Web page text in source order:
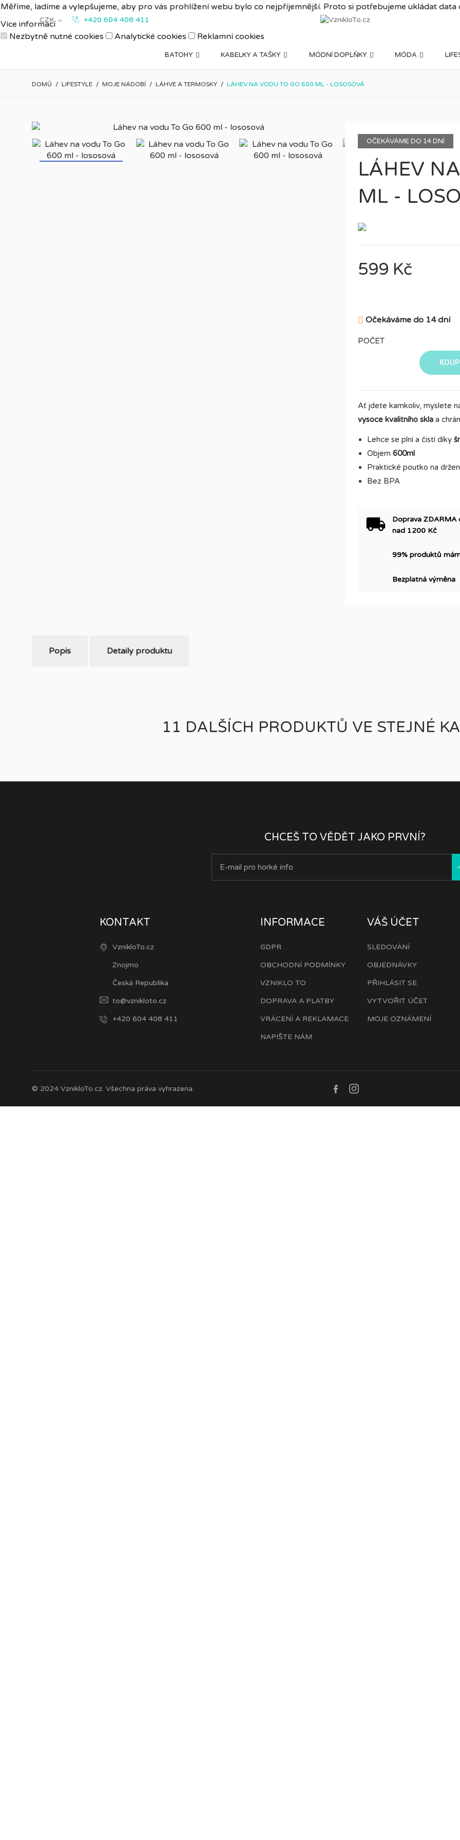
Měříme, ladíme a vylepšujeme, aby pro vás prohlížení webu bylo co nejpříjemnější. Proto si potřebujeme ukládat data
Více informací
Nezbytně nutné cookies Analytické cookies Reklamní cookies
CZK +420 604 408 411
BATOHY KABELKY A TAŠKY MÓDNÍ DOPLŇKY MÓDA
DOMŮ LIFESTYLE MOJE NÁDOBÍ LÁHVE A TERMOSKY LÁHEV NA VODU TO GO 600 ML - LOSOSOVÁ
OČEKÁVÁME DO 14 DNÍ
LÁHEV
ML -
599 Kč
 Očekáváme do 14 dní
POČET
Ať jdete kamkoliv, myslete
vysoce kvalitního skla a
Lehce se plní a čistí díky
Objem 600ml
Praktické poutko na
Bez BPA
Doprava ZDARMA
nad 1200 Kč
99% produktů
Bezplatná výměna
Popis Detaily produktu
11 DALŠÍCH PRODUKTŮ VE STEJNÉ
CHCEŠ TO VĚDĚT JAKO PRVNÍ?
KONTAKT
VznikloTo.cz
Znojmo
Česká Republika
to@vznikloto.cz
+420 604 408 411
INFORMACE
GDPR
OBCHODNÍ PODMÍNKY
VZNIKLO TO
DOPRAVA A PLATBY
VRÁCENÍ A REKLAMACE
NAPIŠTE NÁM
VÁŠ ÚČET
SLEDOVÁNÍ
OBJEDNÁVKY
PŘIHLÁSIT SE
VYTVOŘIT ÚČET
MOJE OZNÁMENÍ
© 2024 VznikloTo.cz. Všechna práva vyhrazena. FacebookInstagram